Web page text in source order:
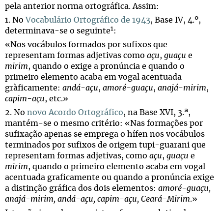
pela anterior norma ortográfica. Assim:
1. No Vocabulário Ortográfico de 1943, Base IV, 4.º,
determinava-se o seguinte1 :
«Nos vocábulos formados por sufixos que
representam formas adjetivas como açu, guaçu e
mirim, quando o exige a pronúncia e quando o
primeiro elemento acaba em vogal acentuada
gràficamente: andá-açu, amoré-guaçu, anajá-mirim,
capim-açu, etc.»
2. No novo Acordo Ortográfico, na Base XVI, 3.ª,
mantém-se o mesmo critério: «Nas formações por
sufixação apenas se emprega o hífen nos vocábulos
terminados por sufixos de origem tupi-guarani que
representam formas adjetivas, como açu, guaçu e
mirim, quando o primeiro elemento acaba em vogal
acentuada graficamente ou quando a pronúncia exige
a distinção gráfica dos dois elementos: amoré-guaçu,
anajá-mirim, andá-açu, capim-açu, Ceará-Mirim.»